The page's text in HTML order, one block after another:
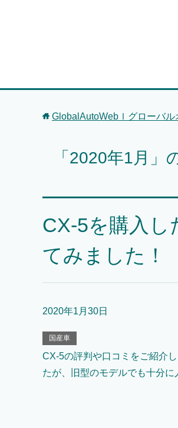
GlobalAutoWebｌグローバル
「2020年1月」
CX-5を購入し
てみました！
2020年1月30日
国産車
CX-5の評判や口コミをご紹介
たが、旧型のモデルでも十分